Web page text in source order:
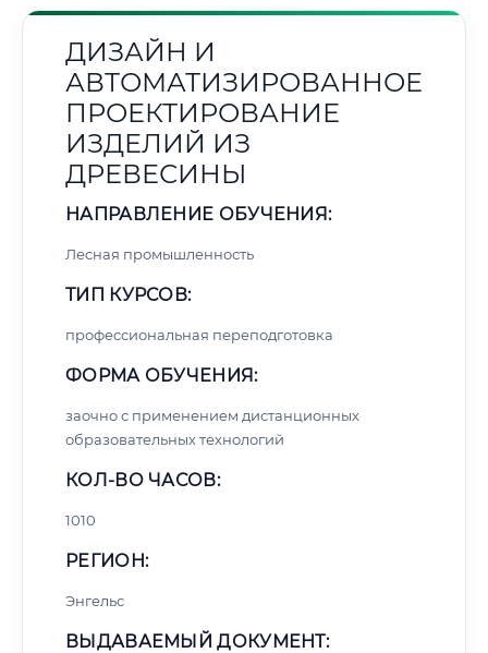
ДИЗАЙН И
АВТОМАТИЗИРОВАННОЕ
ПРОЕКТИРОВАНИЕ
ИЗДЕЛИЙ ИЗ
ДРЕВЕСИНЫ
НАПРАВЛЕНИЕ ОБУЧЕНИЯ:
Лесная промышленность
ТИП КУРСОВ:
профессиональная переподготовка
ФОРМА ОБУЧЕНИЯ:
заочно с применением дистанционных
образовательных технологий
КОЛ-ВО ЧАСОВ:
1010
РЕГИОН:
Энгельс
ВЫДАВАЕМЫЙ ДОКУМЕНТ: